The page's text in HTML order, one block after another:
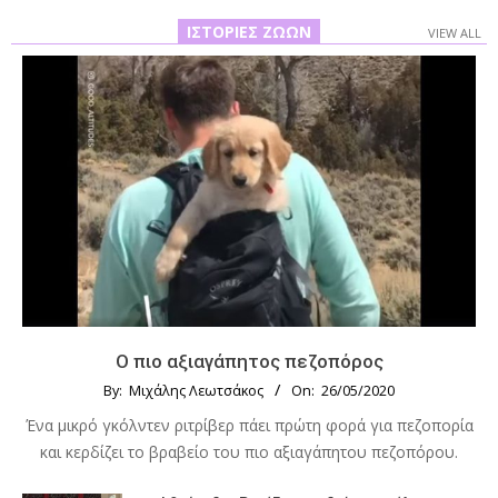
ΙΣΤΟΡΊΕΣ ΖΏΩΝ VIEW ALL
Ο πιο αξιαγάπητος πεζοπόρος
By: Μιχάλης Λεωτσάκος On: 26/05/2020
Ένα μικρό γκόλντεν ριτρίβερ πάει πρώτη φορά για πεζοπορία
και κερδίζει το βραβείο του πιο αξιαγάπητου πεζοπόρου.